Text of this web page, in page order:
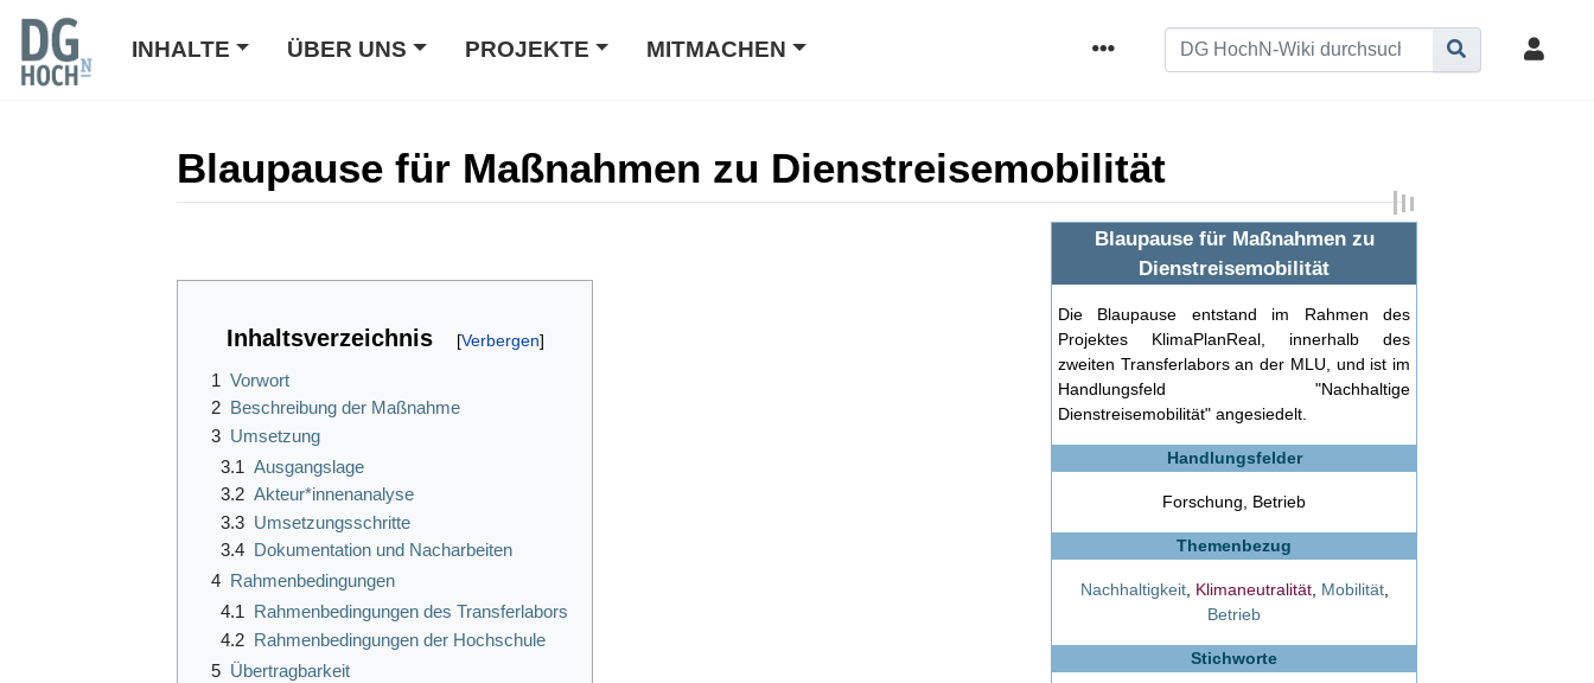
INHALTE ÜBER UNS PROJEKTE MITMACHEN
Blaupause für Maßnahmen zu Dienstreisemobilität
Blaupause für Maßnahmen zu
Dienstreisemobilität
Die Blaupause entstand im Rahmen des
Projektes KlimaPlanReal, innerhalb des
zweiten Transferlabors an der MLU, und ist im
Handlungsfeld "Nachhaltige
Dienstreisemobilität" angesiedelt.
Handlungsfelder
Forschung, Betrieb
Themenbezug
Nachhaltigkeit, Klimaneutralität, Mobilität,
Betrieb
Stichworte
Inhaltsverzeichnis
1 Vorwort
2 Beschreibung der Maßnahme
3 Umsetzung
3.1 Ausgangslage
3.2 Akteur*innenanalyse
3.3 Umsetzungsschritte
3.4 Dokumentation und Nacharbeiten
4 Rahmenbedingungen
4.1 Rahmenbedingungen des Transferlabors
4.2 Rahmenbedingungen der Hochschule
5 Übertragbarkeit